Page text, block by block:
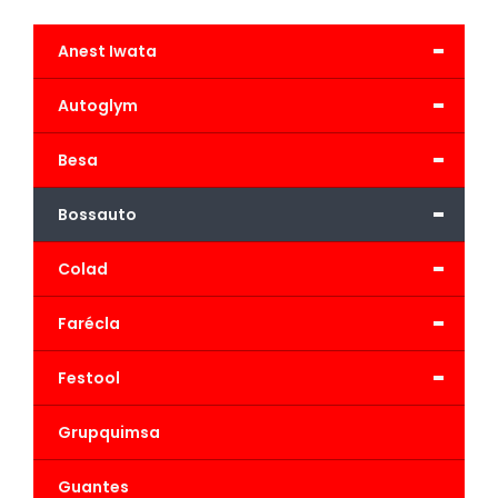
-
Anest Iwata
-
Autoglym
-
Besa
-
Bossauto
-
Colad
-
Farécla
-
Festool
Grupquimsa
Guantes